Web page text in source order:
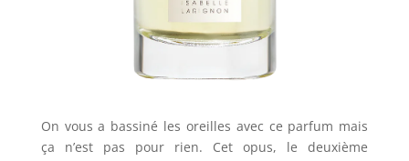
On vous a bassiné les oreilles avec ce parfum mais
ça n’est pas pour rien. Cet opus, le deuxième